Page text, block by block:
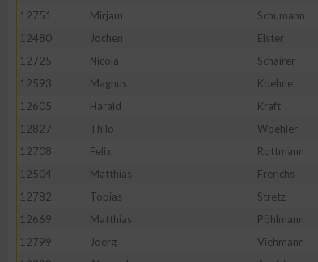
12751
Mirjam Schumann
12480
Jochen Elster
12725
Nicola Schairer
12593
Magnus Koehne
12605
Harald Kraft
12827
Thilo Woehler
12708
Felix Rottmann
12504
Matthias Frerichs
12782
Tobias Stretz
12669
Matthias Pöhlmann
12799
Joerg Viehmann
Nicht-IAB-Verarbeitungszwecke:
Notwendig
Performance
Funktional